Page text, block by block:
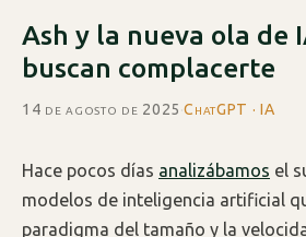
Ash y la nueva ola de
buscan complacerte
14 de agosto de 2025·ChatGPT · IA
Hace pocos días analizábamos el
modelos de inteligencia artificial
paradigma del tamaño y la